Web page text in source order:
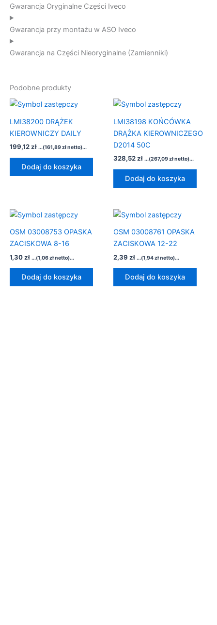
Gwarancja Oryginalne Części Iveco
Gwarancja przy montażu w ASO Iveco
Gwarancja na Części Nieoryginalne (Zamienniki)
Podobne produkty
LMI38200 DRĄŻEK
KIEROWNICZY DAILY
199,12zł ...(161,89złnetto)...
Dodaj do koszyka
LMI38198 KOŃCÓWKA
DRĄŻKA KIEROWNICZEGO
D2014 50C
328,52zł ...(267,09złnetto)...
Dodaj do koszyka
OSM 03008753 OPASKA
ZACISKOWA 8-16
1,30zł ...(1,06złnetto)...
Dodaj do koszyka
OSM 03008761 OPASKA
ZACISKOWA 12-22
2,39 zł ...(1,94złnetto)...
Dodaj do koszyka